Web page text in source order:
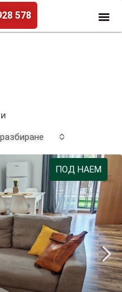
578
ПОД НАЕМ